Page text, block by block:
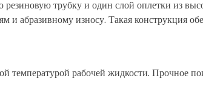
трубку и один слой оплетки из
абразивному износу. Такая конструкция
температурой рабочей жидкости. Прочное